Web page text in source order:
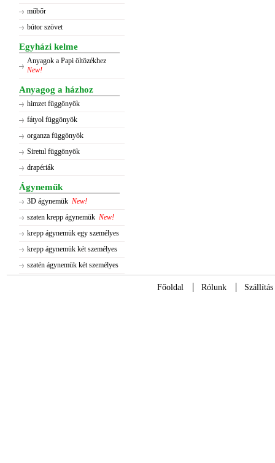
műbőr
bútor szövet
Egyházi kelme
Anyagok a Papi öltözékhez
New!
Anyagog a házhoz
himzet függönyök
fátyol függönyök
organza függönyök
Siretul függönyök
drapériák
Ágyneműk
3D ágynemük New!
szaten krepp ágynemük New!
krepp ágynemük egy személyes
krepp ágynemük két személyes
szatén ágynemük két személyes
Főoldal Rólunk Szállítás